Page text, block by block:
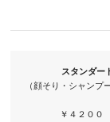
スタンダー
（顔そり・シャ
￥４２００